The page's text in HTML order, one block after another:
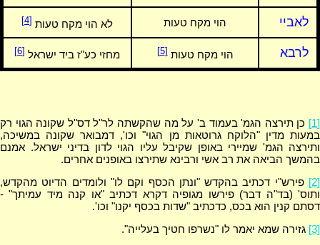
לאביי הוי מקח טעות לא הוי מקח טעות [4]
לרבא הוי מקח טעות[5] מחזי כע"ז ביד ישראל [6]
[1]
כן תירצה הגמ' בעמוד ב' על מה שהקשתה לר"ל דס"ל שקונה הגוי רק
במעות מדין "הלוקח גרוטאות מן הגוי" וכו', דמבואר שקונה במשיכה,
ותירצה הגמ' שמיירי באופן שקיבל עליו הגוי לדון בדיני ישראל. אמנם
בהמשך הביאה את רב אשי ורבינא שתירצו באופנים אחרים.
[2]
פירש"י דכתיב בהקדש "ונתן הכסף וקם לו" ולומדים הדיוט מהקדש,
ותוס' (בד"ה דבר) פירשו מגופיה דקרא דכתיב "או קנה מיד עמיתך" -
דסתם קנין הוא בכס, כדכתיב "שדות בכסף יקנו" וכו'.
[3]
גזירה שמא יאמר לו "נשרפו חטיך בעלייה".